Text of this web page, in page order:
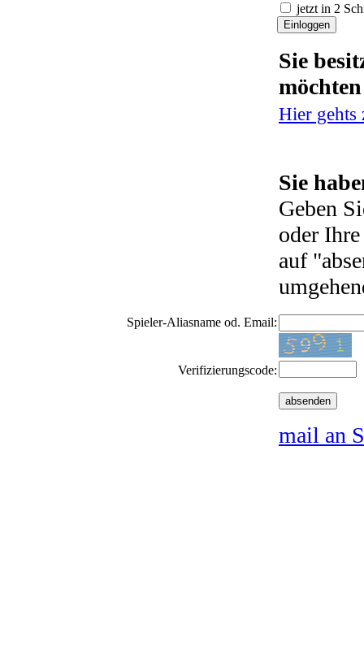
jetzt in 2
Sie
Hier
Sie
Geben
oder
auf
Spieler-Aliasname od. Email:
Verifizierungscode:
mail an